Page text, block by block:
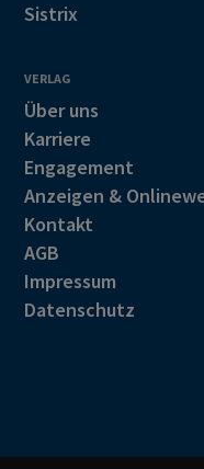
Sistrix
VERLAG
Über uns
Karriere
Engagement
Anzeigen &
Kontakt
AGB
Impressum
Datenschutz